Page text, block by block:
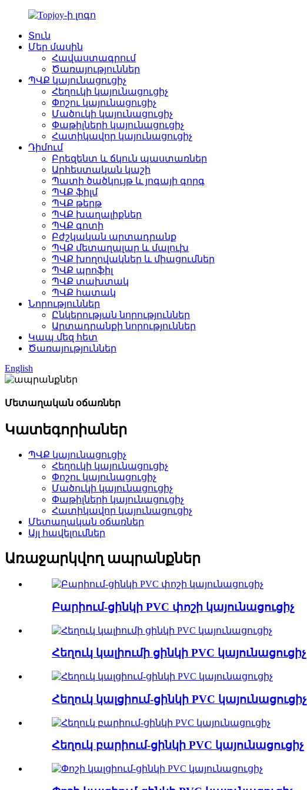
Տուն
Մեր մասին
Հավաստագրում
Ծառայություններ
ՊՎՔ կայունացուցիչ
Հեղուկի կայունացուցիչ
Փոշու կայունացուցիչ
Մածուկի կայունացուցիչ
Փաթիլների կայունացուցիչ
Հատիկավոր կայունացուցիչ
Դիմում
Բրեզենտ և ճկուն պաստառներ
Արհեստական ​​կաշի
Պատի ծածկույթ և յոգայի գորգ
ՊՎՔ ֆիլմ
ՊՎՔ թերթ
ՊՎՔ խաղալիքներ
ՊՎՔ գոտի
Բժշկական արտադրանք
ՊՎՔ մետաղալար և մալուխ
ՊՎՔ խողովակներ և միացումներ
ՊՎՔ պրոֆիլ
ՊՎՔ տախտակ
ՊՎՔ հատակ
Նորություններ
Ընկերության նորություններ
Արտադրանքի նորություններ
Կապ մեզ հետ
Ծառայություններ
English
Մետաղական օճառներ
Կատեգորիաներ
ՊՎՔ կայունացուցիչ
Հեղուկի կայունացուցիչ
Փոշու կայունացուցիչ
Մածուկի կայունացուցիչ
Փաթիլների կայունացուցիչ
Հատիկավոր կայունացուցիչ
Մետաղական օճառներ
Այլ հավելումներ
Առաջարկվող ապրանքներ
Բարիում-ցինկի PVC փոշի կայունացուցիչ
Հեղուկ կալիումի ցինկի PVC կայունացուցիչ
Հեղուկ կալցիում-ցինկի PVC կայունացուցիչ
Հեղուկ բարիում-ցինկի PVC կայունացուցիչ